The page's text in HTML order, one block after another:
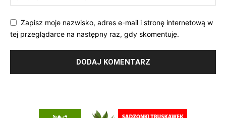
Zapisz moje nazwisko, adres e-mail i stronę internetową w
tej przeglądarce na następny raz, gdy skomentuję.